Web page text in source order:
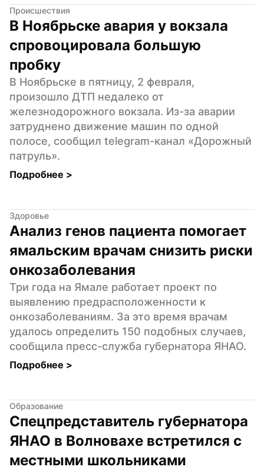
Происшествия
В Ноябрьске авария у вокзала
спровоцировала большую
пробку
В Ноябрьске в пятницу, 2 февраля,
произошло ДТП недалеко от
железнодорожного вокзала. Из-за аварии
затруднено движение машин по одной
полосе, сообщил telegram-канал «Дорожный
патруль».
Подробнее >
Здоровье
Анализ генов пациента помогает
ямальским врачам снизить риски
онкозаболевания
Три года на Ямале работает проект по
выявлению предрасположенности к
онкозаболеваниям. За это время врачам
удалось определить 150 подобных случаев,
сообщила пресс-служба губернатора ЯНАО.
Подробнее >
Образование
Спецпредставитель губернатора
ЯНАО в Волновахе встретился с
местными школьниками